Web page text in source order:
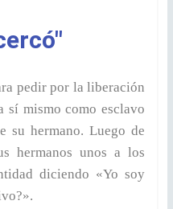
pedir por la liberación
sí mismo como esclavo
su hermano. Luego de
hermanos unos a los
diciendo «Yo soy